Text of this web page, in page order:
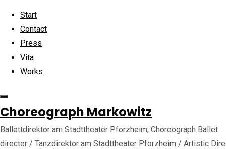
Skip to content
Start
Contact
Press
Vita
Works
Choreograph Markowitz
Ballettdirektor am Stadttheater Pforzheim, Choreograph Ballet
director / Tanzdirektor am Stadttheater Pforzheim / Artistic
Workout
workout-
workout-